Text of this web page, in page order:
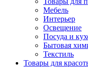
Мебель
Интерьер
Освещение
Посуда и
Бытовая
Текстиль
Товары для